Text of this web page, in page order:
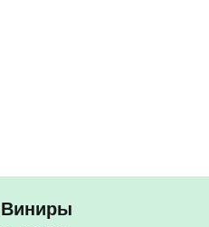
Виниры